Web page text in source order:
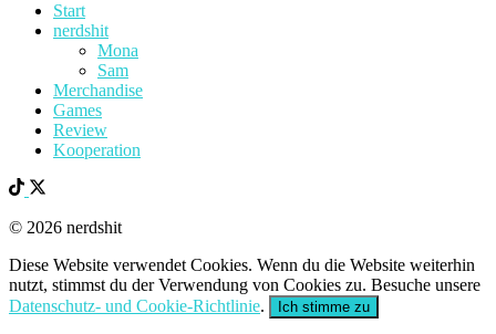
Start
nerdshit
Mona
Sam
Merchandise
Games
Review
Kooperation
© 2026 nerdshit
Diese Website verwendet Cookies. Wenn du die Website weiterhin
nutzt, stimmst du der Verwendung von Cookies zu. Besuche unsere
Datenschutz- und Cookie-Richtlinie. Ich stimme zu